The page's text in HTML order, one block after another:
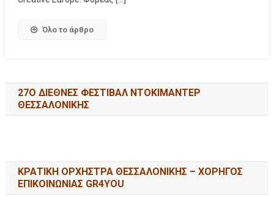
Όλο το άρθρο
27Ο ΔΙΕΘΝΕΣ ΦΕΣΤΙΒΑΛ ΝΤΟΚΙΜΑΝΤΕΡ
ΘΕΣΣΑΛΟΝΙΚΗΣ
ΚΡΑΤΙΚΗ ΟΡΧΗΣΤΡΑ ΘΕΣΣΑΛΟΝΙΚΗΣ – ΧΟΡΗΓΟΣ
ΕΠΙΚΟΙΝΩΝΙΑΣ GR4YOU